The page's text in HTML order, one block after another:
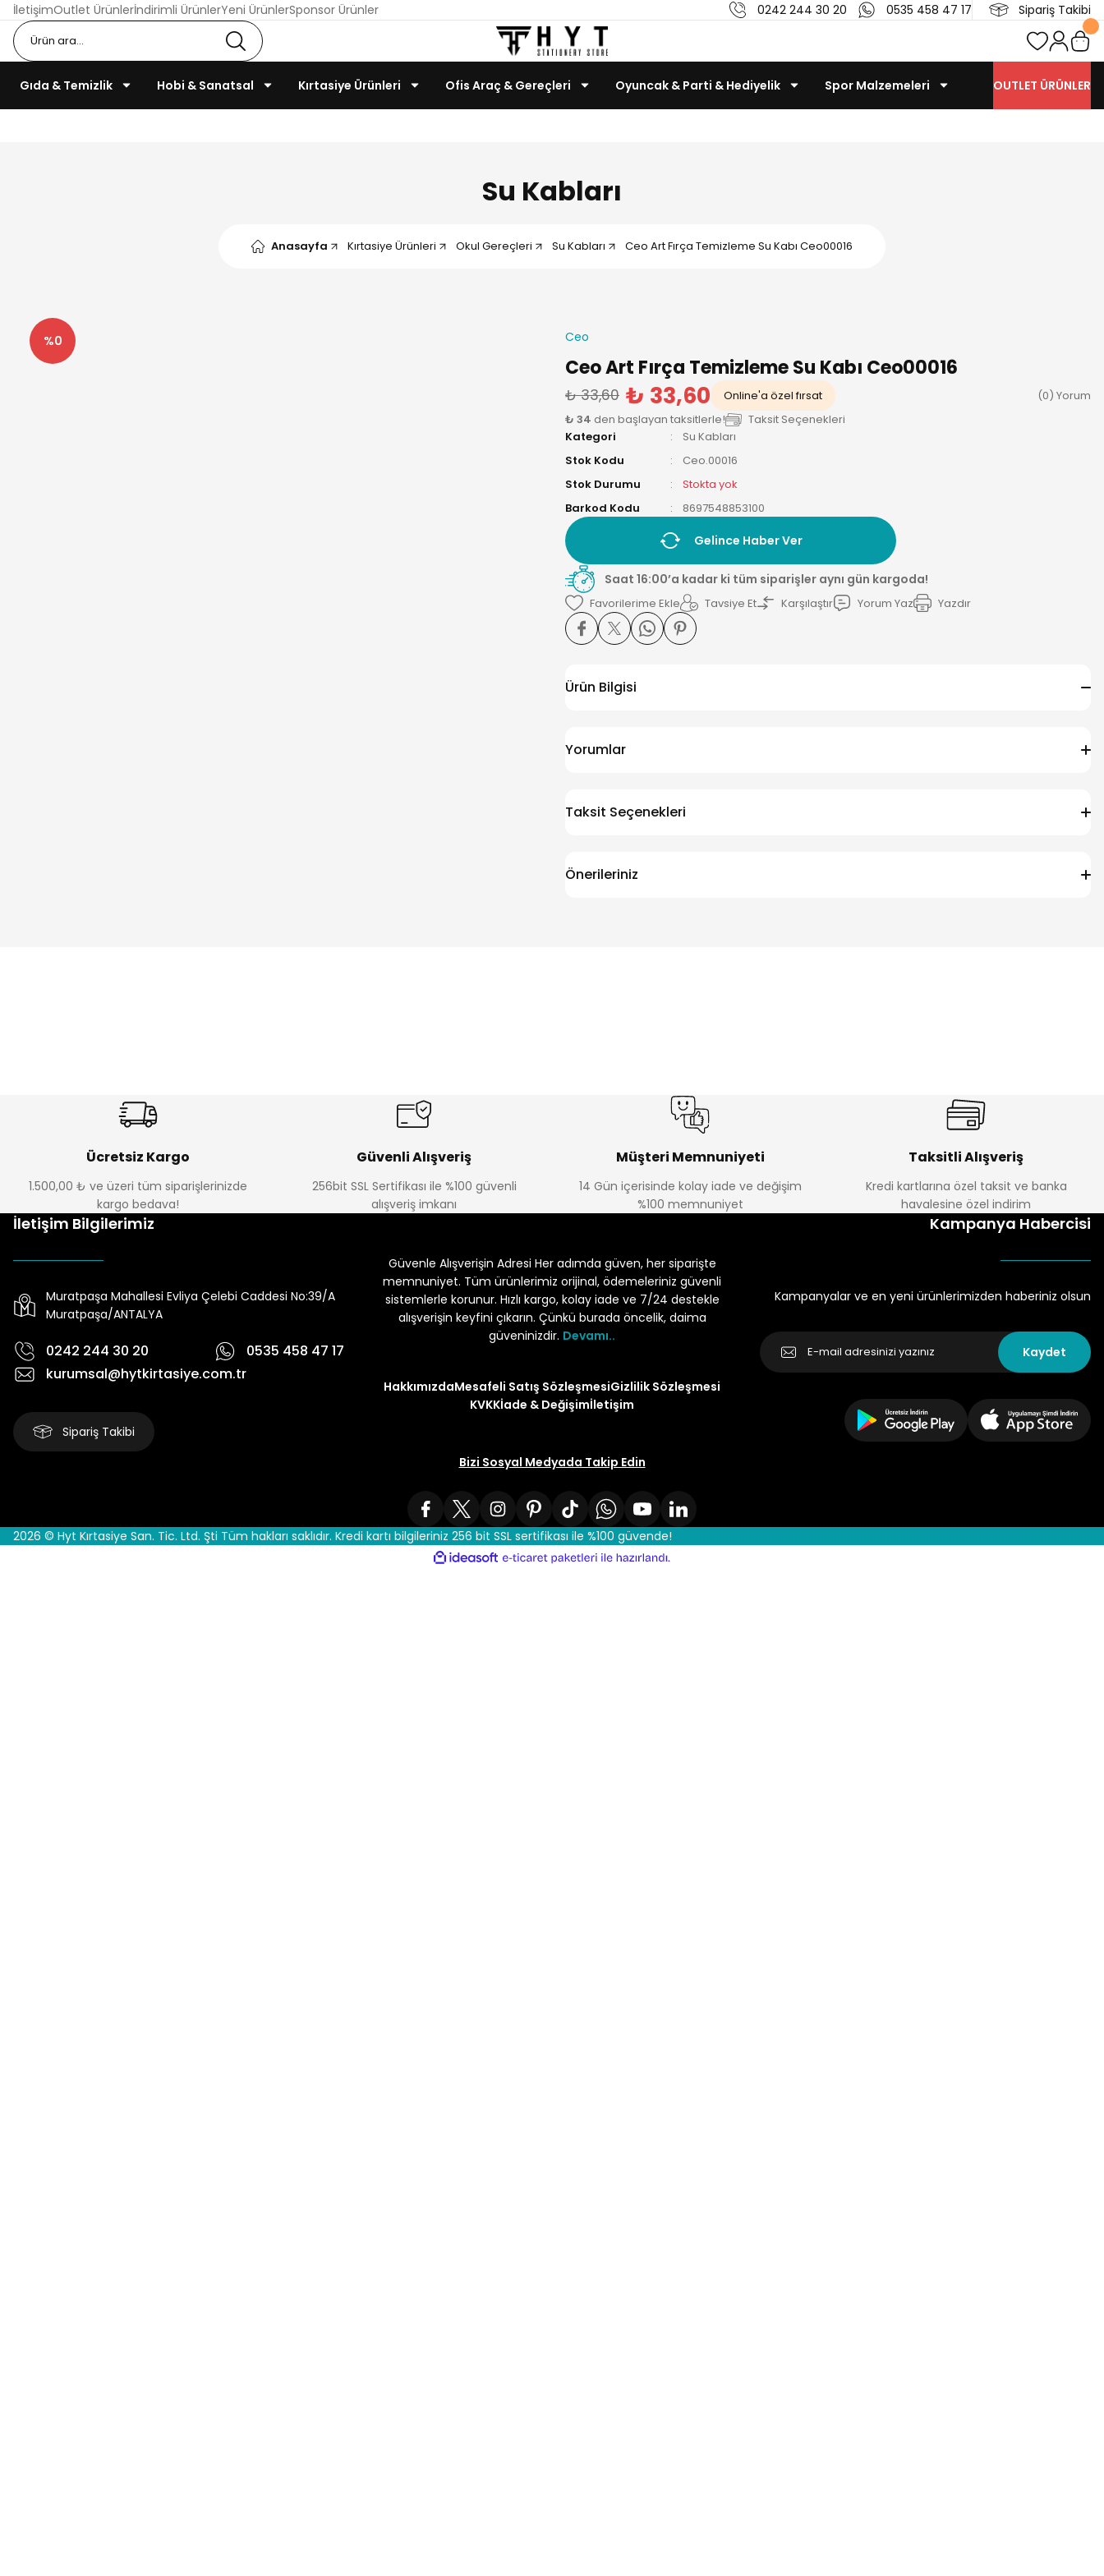
İletişimOutlet Ürünlerİndirimli ÜrünlerYeni ÜrünlerSponsor Ürünler 0242 244 30 20 0535 458 47 17 Sipariş Takibi
Gıda & Temizlik Hobi & Sanatsal Kırtasiye Ürünleri Ofis Araç & Gereçleri Oyuncak & Parti & Hediyelik Spor Malzemeleri OUTLET ÜRÜNLER
Su Kabları
Anasayfa Kırtasiye Ürünleri Okul Gereçleri Su Kabları Ceo Art Fırça Temizleme Su Kabı Ceo00016
%0 Ceo
Ceo Art Fırça Temizleme Su Kabı Ceo00016
₺ 33,60 ₺ 33,60 Online'a özel fırsat
(0) Yorum
₺ 34 den başlayan taksitlerle!
Taksit Seçenekleri
Kategori
Su Kabları
Stok Kodu
Ceo.00016
Stok Durumu
Stokta yok
Barkod Kodu
8697548853100
Gelince Haber Ver
Saat 16:00’a kadar ki tüm siparişler aynı gün kargoda!
Tavsiye Et Karşılaştır Yorum Yaz Yazdır
Ürün Bilgisi
Yorumlar
Taksit Seçenekleri
Önerileriniz
Ücretsiz Kargo
1.500,00 ₺ ve üzeri tüm siparişlerinizde
kargo bedava!
Güvenli Alışveriş
256bit SSL Sertifikası ile %100 güvenli
alışveriş imkanı
Müşteri Memnuniyeti
14 Gün içerisinde kolay iade ve değişim
%100 memnuniyet
Taksitli Alışveriş
Kredi kartlarına özel taksit ve banka
havalesine özel indirim
İletişim Bilgilerimiz
Muratpaşa Mahallesi Evliya Çelebi Caddesi No:39/A
Muratpaşa/ANTALYA
0242 244 30 20
0535 458 47 17
kurumsal@hytkirtasiye.com.tr
Sipariş Takibi
Güvenle Alışverişin Adresi Her adımda güven, her siparişte
memnuniyet. Tüm ürünlerimiz orijinal, ödemeleriniz güvenli
sistemlerle korunur. Hızlı kargo, kolay iade ve 7/24 destekle
alışverişin keyfini çıkarın. Çünkü burada öncelik, daima
güveninizdir. Devamı..
HakkımızdaMesafeli Satış SözleşmesiGizlilik Sözleşmesi
KVKKİade & Değişimİletişim
Bizi Sosyal Medyada Takip Edin
Kampanya Habercisi
Kampanyalar ve en yeni ürünlerimizden haberiniz olsun
Kaydet
2026 © Hyt Kırtasiye San. Tic. Ltd. Şti Tüm hakları saklıdır. Kredi kartı bilgileriniz 256 bit SSL sertifikası ile %100 güvende!
ideasoft
e-